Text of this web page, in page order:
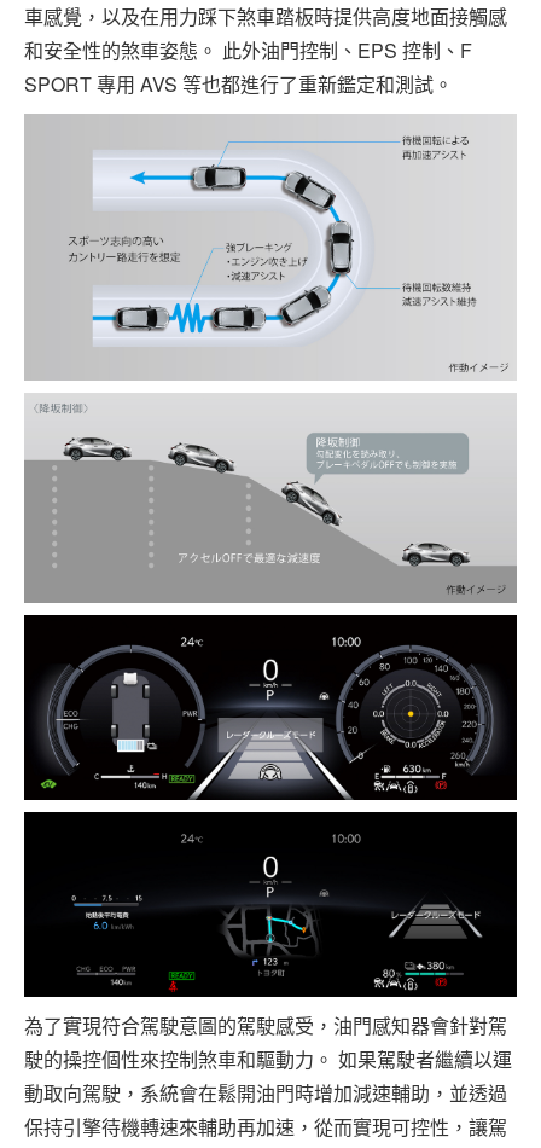
車感覺，以及在用力踩下煞車踏板時提供高度地面接觸感
和安全性的煞車姿態。 此外油門控制、EPS 控制、F
SPORT 專用 AVS 等也都進行了重新鑑定和測試。
為了實現符合駕駛意圖的駕駛感受，油門感知器會針對駕
駛的操控個性來控制煞車和驅動力。 如果駕駛者繼續以運
動取向駕駛，系統會在鬆開油門時增加減速輔助，並透過
保持引擎待機轉速來輔助再加速，從而實現可控性，讓駕